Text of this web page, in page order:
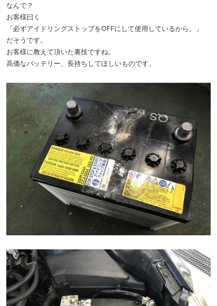
なんで？
お客様曰く
「必ずアイドリングストップをOFFにして使用しているから。」
だそうです。
お客様に教えて頂いた裏技ですね。
高価なバッテリー、長持ちしてほしいものです。